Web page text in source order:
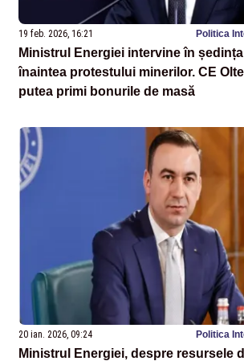
19 feb. 2026, 16:21 Politica
Ministrul Energiei intervine în
înaintea protestului minerilor. CE
putea primi bonurile de masă
20 ian. 2026, 09:24 Politica
Ministrul Energiei, despre resursele